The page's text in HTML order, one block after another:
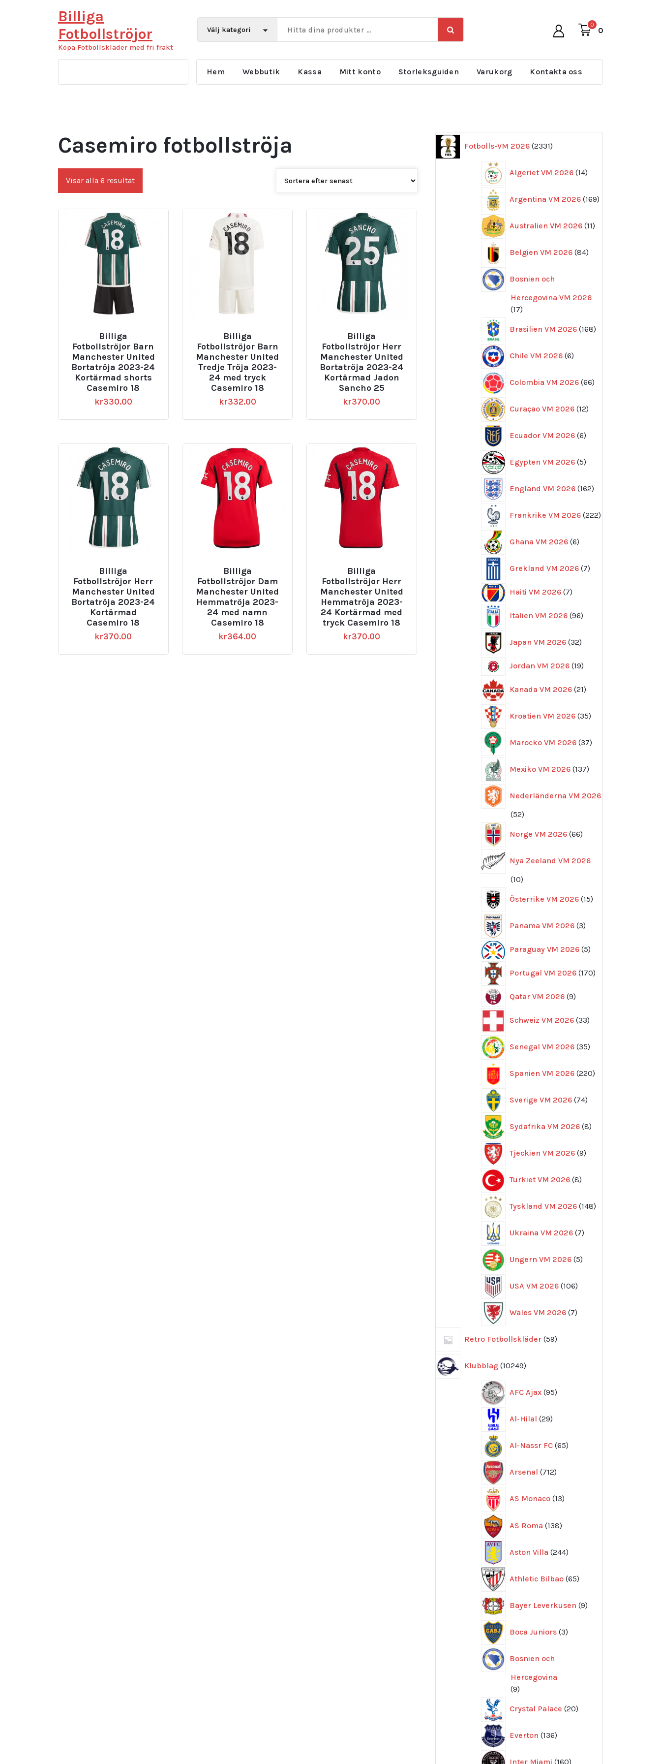
Billiga
Fotbollströjor
Köpa Fotbollskläder med fri frakt
0
0
Hem Webbutik Kassa Mitt konto Storleksguiden Varukorg Kontakta oss
Casemiro fotbollströja
Visar alla 6 resultatSortera
efter
Billiga
Fotbollströjor Barn
Manchester United
Bortatröja 2023-24
Kortärmad shorts
Casemiro 18
kr330.00
Billiga
Fotbollströjor Barn
Manchester United
Tredje Tröja 2023-
24 med tryck
Casemiro 18
kr332.00
Billiga
Fotbollströjor Herr
Manchester United
Bortatröja 2023-24
Kortärmad Jadon
Sancho 25
kr370.00
Billiga
Fotbollströjor Herr
Manchester United
Bortatröja 2023-24
Kortärmad
Casemiro 18
kr370.00
Billiga
Fotbollströjor Dam
Manchester United
Hemmatröja 2023-
24 med namn
Casemiro 18
kr364.00
Billiga
Fotbollströjor Herr
Manchester United
Hemmatröja 2023-
24 Kortärmad med
tryck Casemiro 18
kr370.00
Fotbolls-VM 2026 2331
produkter
Algeriet VM 2026 14
produkter
Argentina VM 2026 169
produkter
Australien VM 2026 11
produkter
Belgien VM 2026 84
produkter
Bosnien och
Hercegovina VM 2026
1717
Brasilien VM 2026 168
produkter
Chile VM 2026 6
produkter
Colombia VM 2026 66
produkter
Curaçao VM 2026 12
produkter
Ecuador VM 2026 6
produkter
Egypten VM 2026 5
produkter
England VM 2026 162
produkter
Frankrike VM 2026 222
produkter
Ghana VM 2026 6
produkter
Grekland VM 2026 7
produkter
Haiti VM 2026 77
Italien VM 2026 96
produkter
Japan VM 2026 32
produkter
Jordan VM 2026 1919
Kanada VM 2026 21
produkter
Kroatien VM 2026 35
produkter
Marocko VM 2026 37
produkter
Mexiko VM 2026 137
produkter
Nederländerna VM 2026
5252
Norge VM 2026 66
produkter
Nya Zeeland VM 2026
1010
Österrike VM 2026 15
produkter
Panama VM 2026 3
produkter
Paraguay VM 2026 55
Portugal VM 2026 170
produkter
Qatar VM 2026 99
Schweiz VM 2026 33
produkter
Senegal VM 2026 35
produkter
Spanien VM 2026 220
produkter
Sverige VM 2026 74
produkter
Sydafrika VM 2026 8
produkter
Tjeckien VM 2026 9
produkter
Turkiet VM 2026 8
produkter
Tyskland VM 2026 148
produkter
Ukraina VM 2026 7
produkter
Ungern VM 2026 5
produkter
USA VM 2026 106
produkter
Wales VM 2026 7
produkter
Retro Fotbollskläder 59
produkter
Klubblag 10249
produkter
AFC Ajax 95
produkter
Al-Hilal 29
produkter
Al-Nassr FC 65
produkter
Arsenal 712
produkter
AS Monaco 13
produkter
AS Roma 138
produkter
Aston Villa 244
produkter
Athletic Bilbao 65
produkter
Bayer Leverkusen 9
produkter
Boca Juniors 3
produkter
Bosnien och
Hercegovina
99
Crystal Palace 20
produkter
Everton 136
produkter
Inter Miami 160